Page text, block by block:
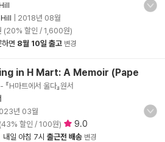
2018년 08월
(20% 할인 / 1,600원)
면 8월 10일 출고 변경
in H Mart: A Memoir (Pape
- 『H마트에서 울다』원서
년 03월
할인 / 100원) 9.0
내일 아침 7시 출근전 배송 변경